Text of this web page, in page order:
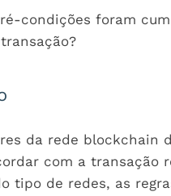
condições foram
da rede blockchain
com a transação
tipo de redes, as